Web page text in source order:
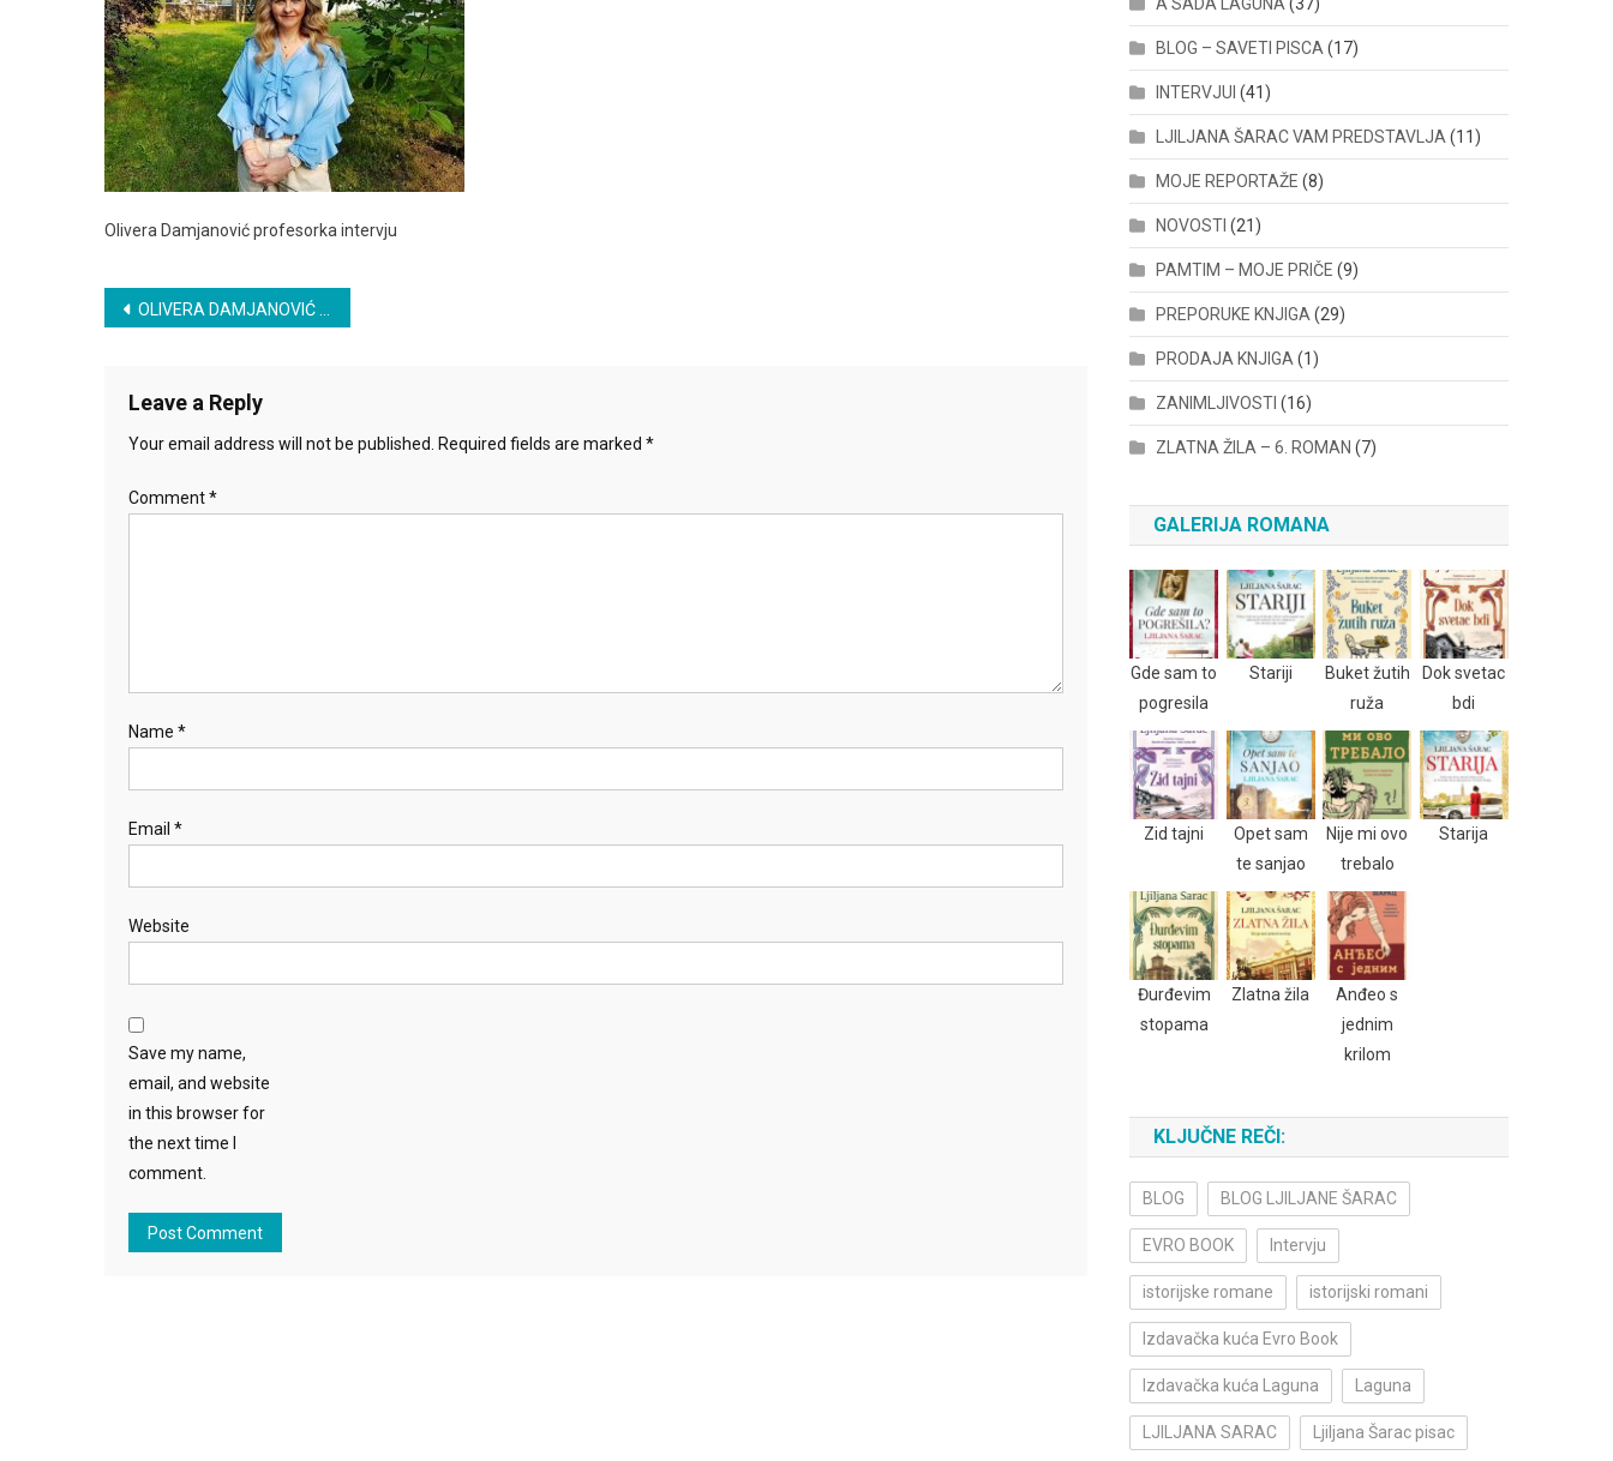
Olivera Damjanović profesorka intervju
Post
OLIVERA DAMJANOVIĆ – INTERVJU
Leave a Reply
Your email address will not be published. Required fields are marked *
Comment*
Name *
Email *
Website
Save my name,
email, and website
in this browser for
the next time I
comment.
BLOG – SAVETI PISCA (17)
INTERVJUI (41)
LJILJANA ŠARAC VAM PREDSTAVLJA (11)
MOJE REPORTAŽE (8)
NOVOSTI (21)
PAMTIM – MOJE PRIČE (9)
PREPORUKE KNJIGA (29)
PRODAJA KNJIGA (1)
ZANIMLJIVOSTI (16)
ZLATNA ŽILA – 6. ROMAN (7)
GALERIJA ROMANA
Gde sam to
pogresila
Stariji
Buket žutih
ruža
Dok svetac
bdi
Zid tajni
Opet sam
te sanjao
Nije mi ovo
trebalo
Starija
Đurđevim
stopama
Zlatna žila
Anđeo s
jednim
krilom
KLJUČNE REČI:
BLOG BLOG LJILJANE ŠARAC
EVRO BOOK Intervju
istorijske romane istorijski romani
Izdavačka kuća Evro Book
Izdavačka kuća Laguna Laguna
LJILJANA SARAC Ljiljana Šarac pisac